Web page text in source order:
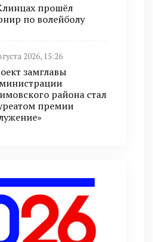
прошёл
по волейболу
2026, 15:26
замглавы
района стал
премии